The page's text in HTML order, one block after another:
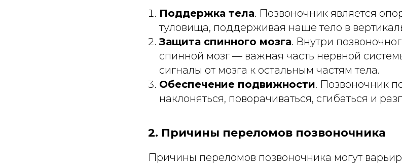
Поддержка тела. Позвоночник является
туловища, поддерживая наше тело в
Защита спинного мозга. Внутри
спинной мозг — важная часть нервной
сигналы от мозга к остальным частям тела.
Обеспечение подвижности. Позвоночник
наклоняться, поворачиваться, сгибаться и
2. Причины переломов позвоночника
Причины переломов позвоночника могут